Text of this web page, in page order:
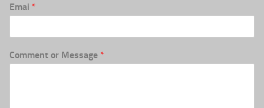
Emai *
Comment or Message *